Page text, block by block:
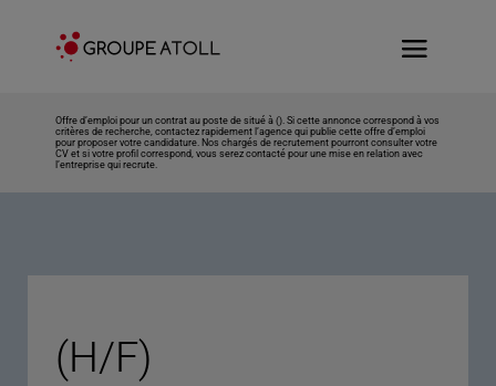
Offre d’emploi pour un contrat au poste de situé à (). Si cette annonce correspond à vos
critères de recherche, contactez rapidement l’agence qui publie cette offre d’emploi
pour proposer votre candidature. Nos chargés de recrutement pourront consulter votre
CV et si votre profil correspond, vous serez contacté pour une mise en relation avec
l’entreprise qui recrute.
(H/F)